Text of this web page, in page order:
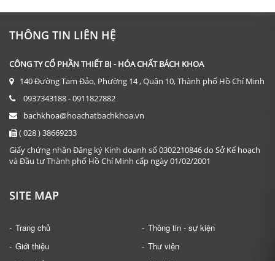
THÔNG TIN LIÊN HỆ
CÔNG TY CỔ PHẦN THIẾT BỊ - HÓA CHẤT BÁCH KHOA
140 Đường Tam Đảo, Phường 14 , Quận 10, Thành phố Hồ Chí Minh
0937343188 - 0911827882
bachkhoa@hoachatbachkhoa.vn
( 028 ) 38669233
Giấy chứng nhận Đăng ký Kinh doanh số 0302210846 do Sở Kế hoạch
và Đầu tư Thành phố Hồ Chí Minh cấp ngày 01/02/2001
SITE MAP
Trang chủ
Giới thiệu
Thông tin - sự kiện
Thư viện